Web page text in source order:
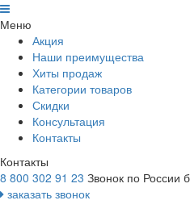
Меню
Акция
Наши преимущества
Хиты продаж
Категории товаров
Скидки
Консультация
Контакты
Контакты
8 800 302 91 23 Звонок по России
заказать звонок